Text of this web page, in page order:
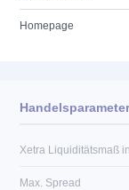
Homepage
Xetra Liquiditätsmaß
Max. Spread